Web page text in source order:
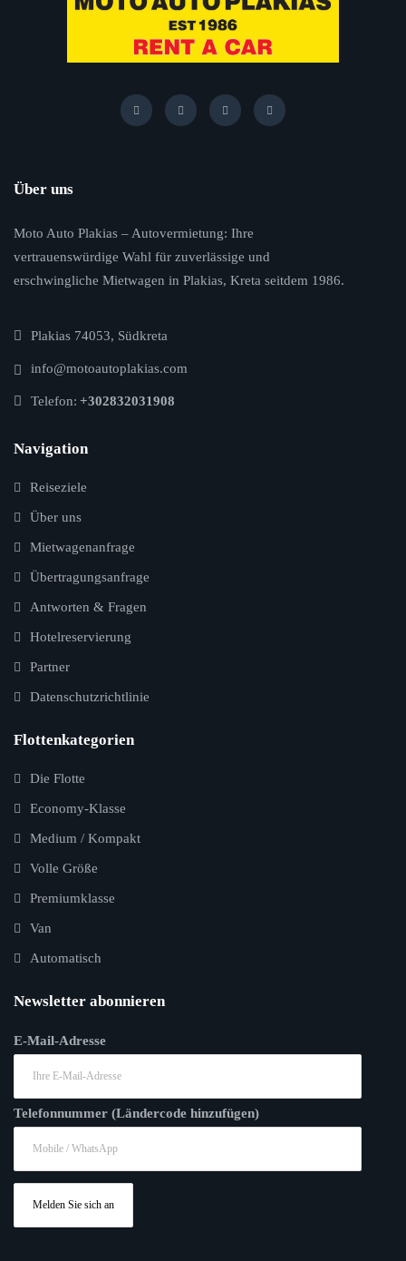
Über uns
Moto Auto Plakias – Autovermietung: Ihre
vertrauenswürdige Wahl für zuverlässige und
erschwingliche Mietwagen in Plakias, Kreta seitdem 1986.
Plakias 74053, Südkreta
info@motoautoplakias.com
Telefon: +302832031908
Navigation
Reiseziele
Über uns
Mietwagenanfrage
Übertragungsanfrage
Antworten & Fragen
Hotelreservierung
Partner
Datenschutzrichtlinie
Flottenkategorien
Die Flotte
Economy-Klasse
Medium / Kompakt
Volle Größe
Premiumklasse
Van
Automatisch
Newsletter abonnieren
E-Mail-Adresse
Telefonnummer (Ländercode hinzufügen)